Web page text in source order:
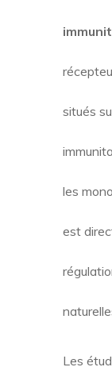
situés
les
est
Les